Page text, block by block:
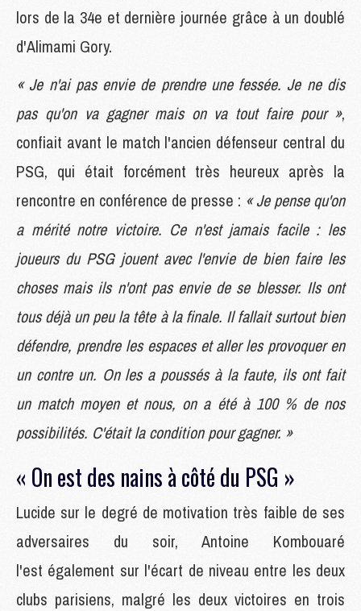
lors de la 34e et dernière journée grâce à un doublé
d'Alimami Gory.
« Je n'ai pas envie de prendre une fessée. Je ne dis
pas qu'on va gagner mais on va tout faire pour »,
confiait avant le match l'ancien défenseur central du
PSG, qui était forcément très heureux après la
rencontre en conférence de presse : « Je pense qu'on
a mérité notre victoire. Ce n'est jamais facile : les
joueurs du PSG jouent avec l'envie de bien faire les
choses mais ils n'ont pas envie de se blesser. Ils ont
tous déjà un peu la tête à la finale. Il fallait surtout bien
défendre, prendre les espaces et aller les provoquer en
un contre un. On les a poussés à la faute, ils ont fait
un match moyen et nous, on a été à 100 % de nos
possibilités. C'était la condition pour gagner. »
« On est des nains à côté du PSG »
Lucide sur le degré de motivation très faible de ses
adversaires du soir, Antoine Kombouaré
l'est également sur l'écart de niveau entre les deux
clubs parisiens, malgré les deux victoires en trois